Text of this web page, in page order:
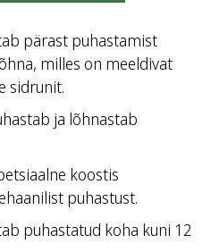
pärast puhastamist
milles on meeldivat
sidrunit.
ja lõhnastab
koostis
puhastust.
puhastatud koha kuni 12